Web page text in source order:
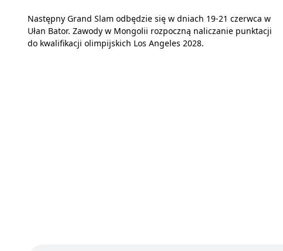
Następny Grand Slam odbędzie się w dniach 19-21 czerwca w
Ułan Bator. Zawody w Mongolii rozpoczną naliczanie punktacji
do kwalifikacji olimpijskich Los Angeles 2028.